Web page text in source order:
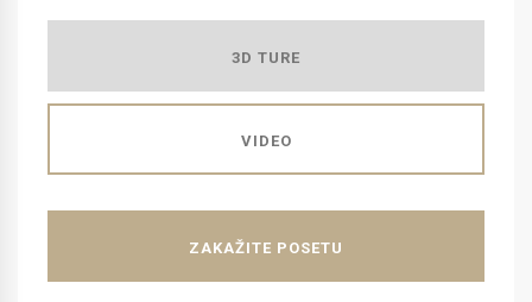
3D TURE
VIDEO
ZAKAŽITE POSETU